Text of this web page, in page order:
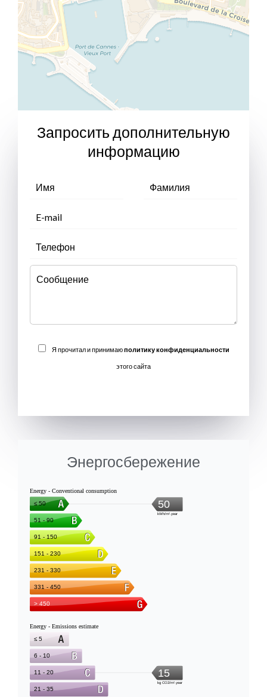
Запросить дополнительную
информацию
Я прочитал и принимаюполитику конфиденциальности
этого сайта
Энергосбережение